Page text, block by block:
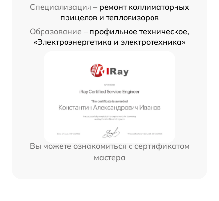
Специализация – ремонт коллиматорных
прицелов и тепловизоров
Образование – профильное техническое,
«Электроэнергетика и электротехника»
Вы можете ознакомиться с сертификатом
мастера